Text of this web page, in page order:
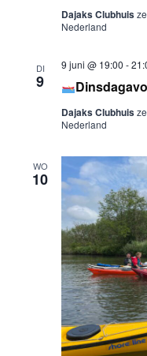
Dajaks Clubhuis
Nederland
DI
9
9 juni @ 19:00 -
Dajaks Clubhuis
Nederland
WO
10